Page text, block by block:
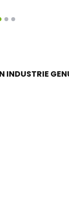
INDUSTRIE